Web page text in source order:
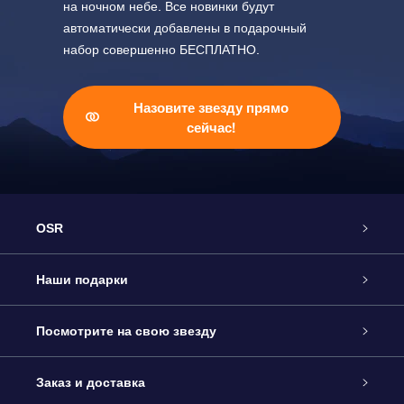
на ночном небе. Все новинки будут
автоматически добавлены в подарочный
набор совершенно БЕСПЛАТНО.
Назовите звезду прямо
сейчас!
OSR
Обслуживание
Как с нами связаться
Блог
Наши подарки
Онлайн подарок Online Star Gift
Подарочный набор OSR
Посмотрите на свою звезду
Звездный реестр
Заказ и доставка